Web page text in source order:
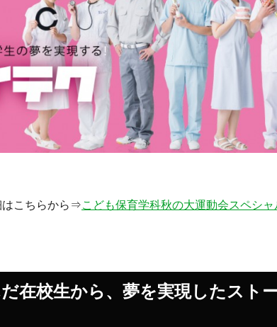
はこちらから⇒こども保育学科秋の大運動会スペシャ
在校生から、夢を実現したスト